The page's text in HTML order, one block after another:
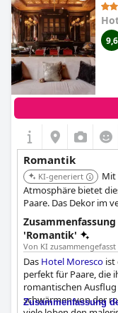
9,6
Romantik
KI-generiert
Mit
Atmosphäre bietet
Paare. Das Dekor im
Service verstärken
'Romantik'
Von KI zusammengefasst
Das Hotel Moresco ist
perfekt für Paare, die
romantischen
schwärmen von der
Zusammenfassung